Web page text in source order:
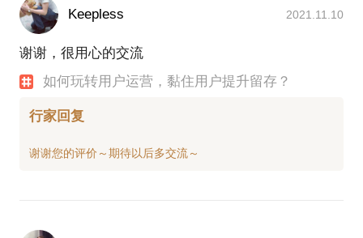
Keepless 2021.11.10
谢谢，很用心的交流
如何玩转用户运营，黏住用户提升留存？
行家回复